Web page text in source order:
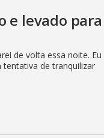
e levado para
de volta essa noite. Eu
tentativa de tranquilizar